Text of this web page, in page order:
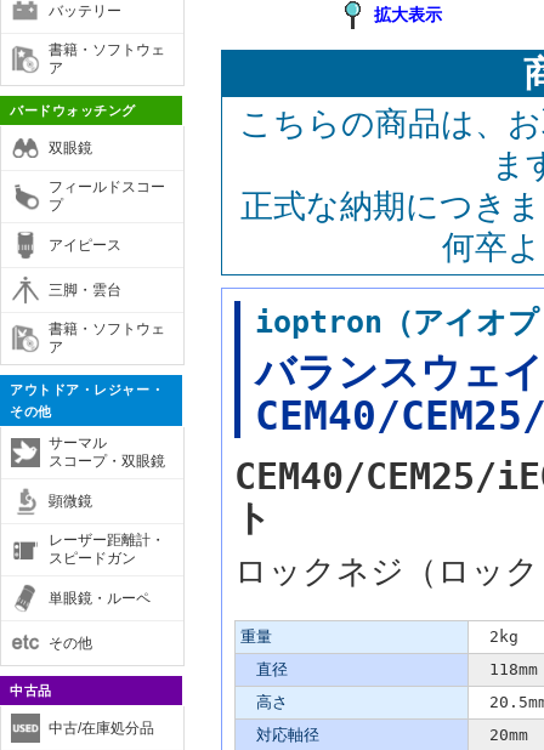
バッテリー
書籍・ソフトウェ
ア
バードウォッチング
双眼鏡
フィールドスコー
プ
アイピース
三脚・雲台
書籍・ソフトウェ
ア
アウトドア・レジャー・
その他
サーマル
スコープ・双眼鏡
顕微鏡
レーザー距離計・
スピードガン
単眼鏡・ルーペ
その他
中古品
中古/在庫処分品
拡大表示
こちらの商品は、
ま
正式な納期につき
何卒
ioptron（アイオプ
バランスウェ
CEM40/
CEM40/CEM25/
ト
ロックネジ（ロッ
重量
2kg
直径
118mm
高さ
対応軸径
20mm